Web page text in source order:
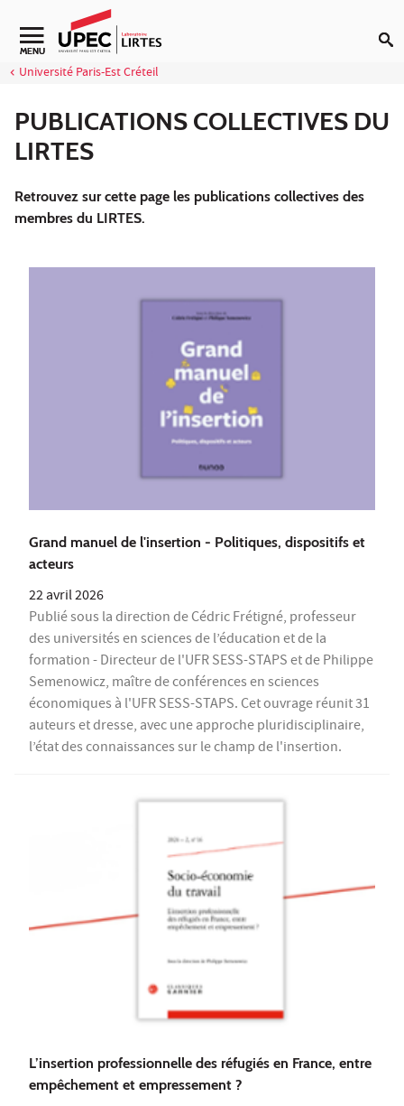
Aller au contenu
Navigation secondaire
MENU
Université Paris-Est Créteil
PUBLICATIONS COLLECTIVES DU
LIRTES
Retrouvez sur cette page les publications collectives des
membres du LIRTES.
Grand manuel de l'insertion - Politiques, dispositifs et
acteurs
22 avril 2026
Publié sous la direction de Cédric Frétigné, professeur
des universités en sciences de l’éducation et de la
formation - Directeur de l'UFR SESS-STAPS et de Philippe
Semenowicz, maître de conférences en sciences
économiques à l'UFR SESS-STAPS. Cet ouvrage réunit 31
auteurs et dresse, avec une approche pluridisciplinaire,
l’état des connaissances sur le champ de l'insertion.
L’insertion professionnelle des réfugiés en France, entre
empêchement et empressement ?